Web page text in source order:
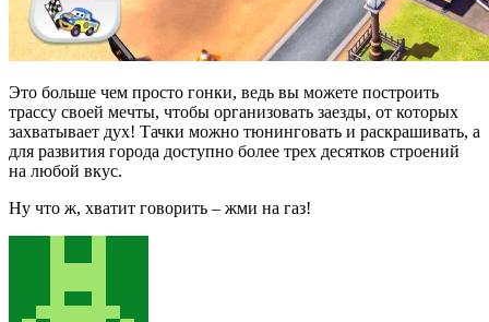
Это больше чем просто гонки, ведь вы можете построить
трассу своей мечты, чтобы организовать заезды, от которых
захватывает дух! Тачки можно тюнинговать и раскрашивать, а
для развития города доступно более трех десятков строений
на любой вкус.
Ну что ж, хватит говорить – жми на газ!